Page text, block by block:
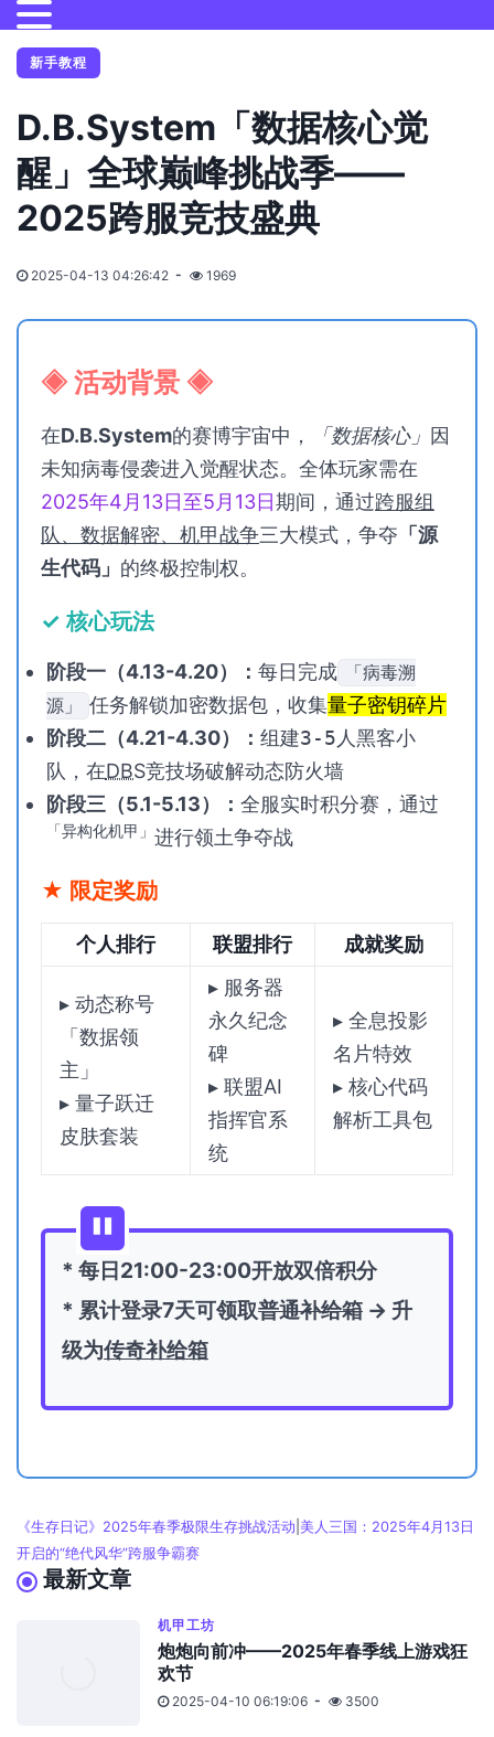
新手教程
D.B.System「数据核心觉
醒」全球巅峰挑战季——
2025跨服竞技盛典
2025-04-13 04:26:42 1969
◈ 活动背景 ◈
在D.B.System的赛博宇宙中， 「数据核心」 因
未知病毒侵袭进入觉醒状态。全体玩家需在
2025年4月13日至5月13日期间，通过跨服组
队、数据解密、机甲战争三大模式，争夺 「源
生代码」 的终极控制权。
✓ 核心玩法
阶段一（4.13-4.20）： 每日完成
「病毒溯
源」
任务解锁加密数据包，收集量子密钥碎片
阶段二（4.21-4.30）： 组建3-5人黑客小
队，在DBS竞技场破解动态防火墙
阶段三（5.1-5.13）： 全服实时积分赛，通过
「异构化机甲」 进行领土争夺战
★ 限定奖励
个人排行 联盟排行 成就奖励
▸ 动态称号
「数据领
主」
▸ 量子跃迁
皮肤套装
▸ 服务器
永久纪念
碑
▸ 联盟AI
指挥官系
统
▸ 全息投影
名片特效
▸ 核心代码
解析工具包
* 每日21:00-23:00开放双倍积分
* 累计登录7天可领取普通补给箱 → 升
级为传奇补给箱
《生存日记》2025年春季极限生存挑战活动 美人三国：2025年4月13日
开启的“绝代风华”跨服争霸赛
最新文章
机甲工坊
炮炮向前冲——2025年春季线上游戏狂
欢节
2025-04-10 06:19:06 3500